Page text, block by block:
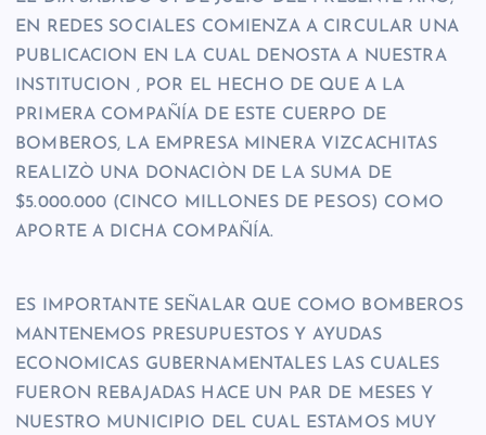
EN REDES SOCIALES COMIENZA A CIRCULAR UNA
PUBLICACION EN LA CUAL DENOSTA A NUESTRA
INSTITUCION , POR EL HECHO DE QUE A LA
PRIMERA COMPAÑÍA DE ESTE CUERPO DE
BOMBEROS, LA EMPRESA MINERA VIZCACHITAS
REALIZÒ UNA DONACIÒN DE LA SUMA DE
$5.000.000 (CINCO MILLONES DE PESOS) COMO
APORTE A DICHA COMPAÑÍA.
ES IMPORTANTE SEÑALAR QUE COMO BOMBEROS
MANTENEMOS PRESUPUESTOS Y AYUDAS
ECONOMICAS GUBERNAMENTALES LAS CUALES
FUERON REBAJADAS HACE UN PAR DE MESES Y
NUESTRO MUNICIPIO DEL CUAL ESTAMOS MUY